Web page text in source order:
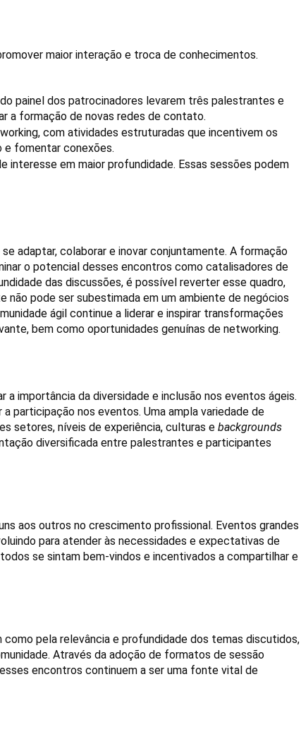
maior interação e troca de conhecimentos.
painel dos patrocinadores levarem três palestrantes e
a formação de novas redes de contato.
com atividades estruturadas que incentivem os
e fomentar conexões.
em maior profundidade. Essas sessões podem
adaptar, colaborar e inovar conjuntamente. A formação
o potencial desses encontros como catalisadores de
das discussões, é possível reverter esse quadro,
não pode ser subestimada em um ambiente de negócios
ágil continue a liderar e inspirar transformações
bem como oportunidades genuínas de networking.
importância da diversidade e inclusão nos eventos ágeis.
participação nos eventos. Uma ampla variedade de
setores, níveis de experiência, culturas e backgrounds
diversificada entre palestrantes e participantes
aos outros no crescimento profissional. Eventos grandes
para atender às necessidades e expectativas de
se sintam bem-vindos e incentivados a compartilhar e
pela relevância e profundidade dos temas discutidos,
Através da adoção de formatos de sessão
encontros continuem a ser uma fonte vital de